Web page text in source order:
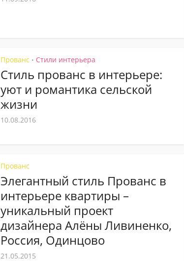
Прованс • Стили интерьера
Стиль прованс в интерьере:
уют и романтика сельской
жизни
10.08.2016
Прованс
Элегантный стиль Прованс в
интерьере квартиры –
уникальный проект
дизайнера Алёны Ливиненко,
Россия, Одинцово
21.05.2015